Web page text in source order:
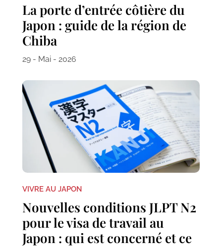
La porte d’entrée côtière du
Japon : guide de la région de
Chiba
29 - Mai - 2026
VIVRE AU JAPON
Nouvelles conditions JLPT N2
pour le visa de travail au
Japon : qui est concerné et ce